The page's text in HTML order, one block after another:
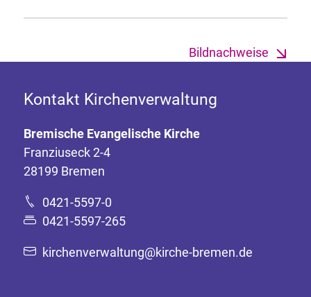
Bildnachweise
Kontakt Kirchenverwaltung
Bremische Evangelische Kirche
Franziuseck 2-4
28199 Bremen
0421-5597-0
0421-5597-265
kirchenverwaltung@kirche-bremen.de